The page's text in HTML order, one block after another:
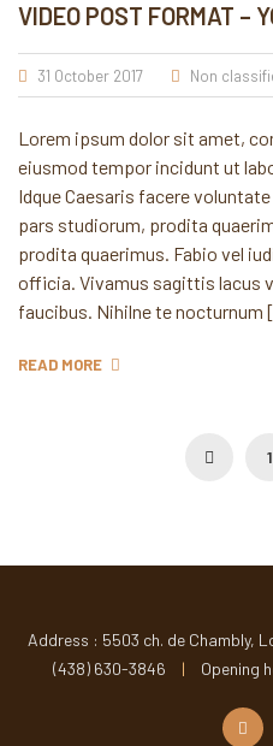
VIDEO POST FORMAT –
31 October 2017 Non
Lorem ipsum dolor sit amet,
eiusmod tempor incidunt ut
Idque Caesaris facere
pars studiorum, prodita
prodita quaerimus. Fabio vel
officia. Vivamus sagittis lacus
faucibus. Nihilne te
READ MORE
1
Address : 5503 ch. de Chambly,
(438) 630-3846
| Opening